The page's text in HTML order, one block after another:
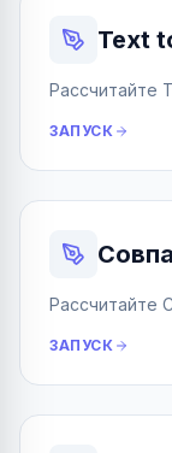
Text
Рассчитайте
ЗАПУСК
Рассчитайте
ЗАПУСК